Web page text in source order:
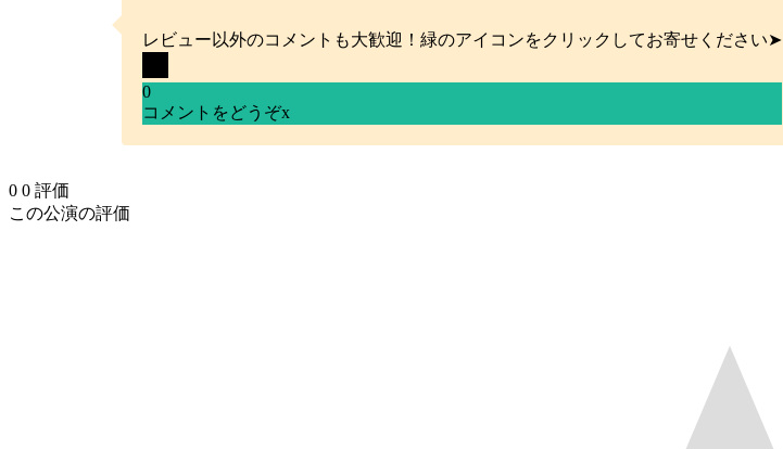
レビュー以外のコメントも大歓迎！緑のアイコンをクリックしてお寄せください➤
0
コメントをどうぞx
0 0 評価
この公演の評価